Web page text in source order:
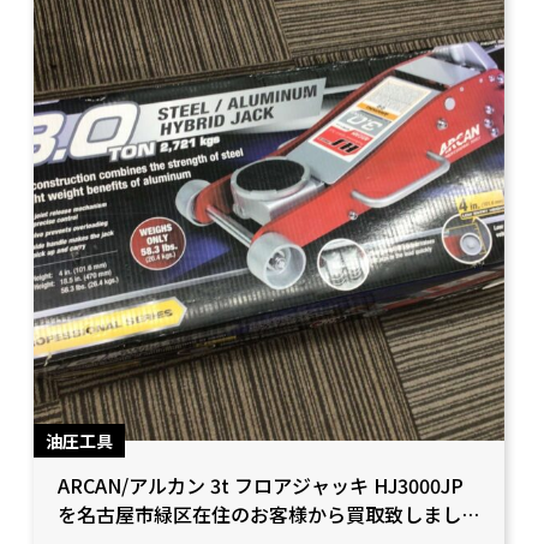
油圧工具
ARCAN/アルカン 3t フロアジャッキ HJ3000JP
を名古屋市緑区在住のお客様から買取致しまし